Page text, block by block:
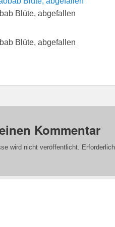
Blüte, abgefallen
Blüte, abgefallen
Kommentar
wird nicht veröffentlicht.